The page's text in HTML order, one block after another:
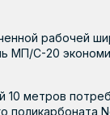
рабочей
МП/С-20
10 метров
поликарбоната